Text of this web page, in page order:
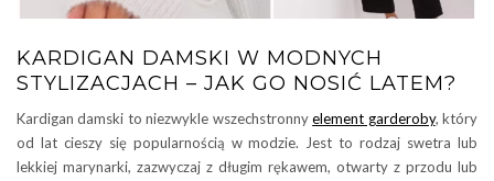
KARDIGAN DAMSKI W MODNYCH
STYLIZACJACH – JAK GO NOSIĆ LATEM?
Kardigan damski to niezwykle wszechstronnyelement garderoby, który
od lat cieszy się popularnością w modzie. Jest to rodzaj swetra lub
lekkiej marynarki, zazwyczaj z długim rękawem, otwarty z przodu lub